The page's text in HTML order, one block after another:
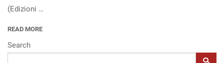
magia”
(Edizioni …
READ MORE
Search